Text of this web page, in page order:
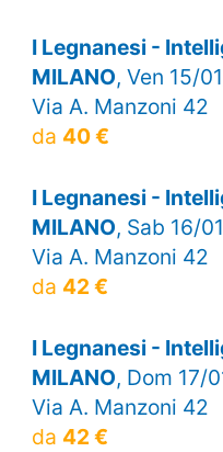
I Legnanesi -
MILANO, Ven 15/
Via A. Manzoni 42
da 40 €
I Legnanesi -
MILANO, Sab 16/
Via A. Manzoni 42
da 42 €
I Legnanesi -
MILANO, Dom 17/
Via A. Manzoni 42
da 42 €